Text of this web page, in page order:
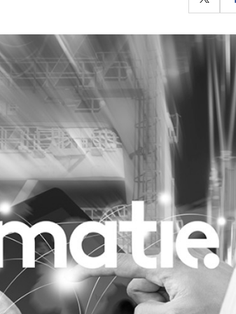
Reputatie & crisis